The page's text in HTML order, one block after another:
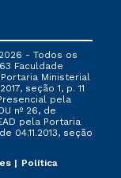
e
- Todos os
Faculdade
Ministerial
seção 1, p. 11
​pela
nº 26, de
pela Portaria
04.11.2013, seção
Política